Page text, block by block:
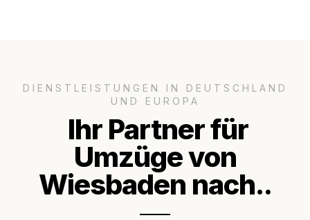
DIENSTLEISTUNGEN IN DEUTSCHLAND
UND EUROPA
Ihr Partner für
Umzüge von
Wiesbaden nach..